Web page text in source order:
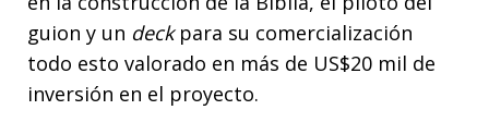
guion y un deckpara su comercialización
todo esto valorado en más de US$20 mil de
inversión en el proyecto.